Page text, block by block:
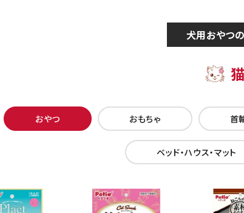
犬用おやつ
おやつ おもちゃ 首
ベッド・ハウス・マット